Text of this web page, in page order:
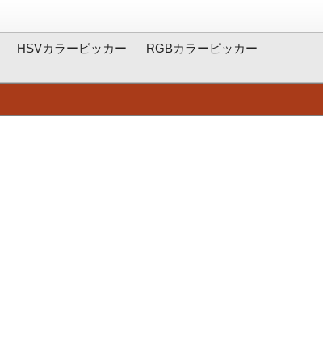
HSVカラーピッカー
RGBカラーピッカー